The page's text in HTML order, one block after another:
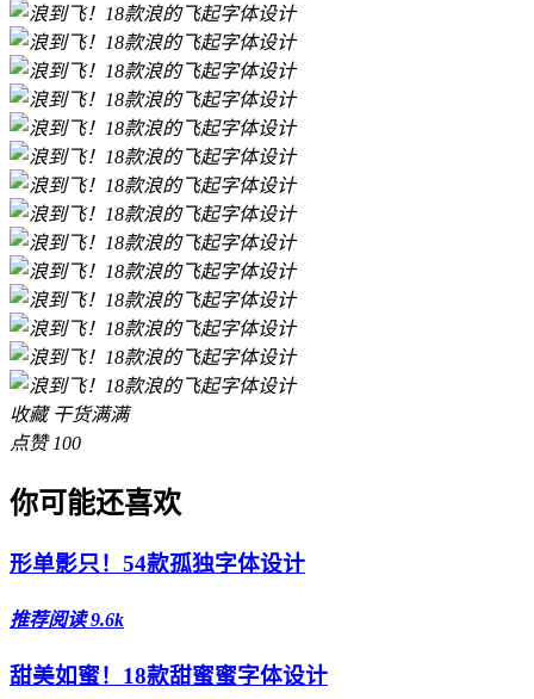
收藏 干货满满
点赞 100
你可能还喜欢
形单影只！54款孤独字体设计
推荐阅读 9.6k
甜美如蜜！18款甜蜜蜜字体设计